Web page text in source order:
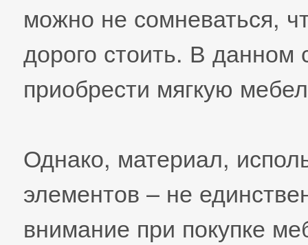
можно не сомневаться,
дорого стоить. В данном
приобрести мягкую
Однако, материал,
элементов – не
внимание при покупке